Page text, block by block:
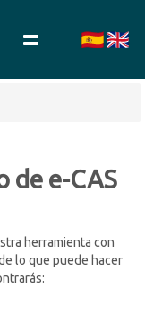
de e-CAS
herramienta con
lo que puede hacer